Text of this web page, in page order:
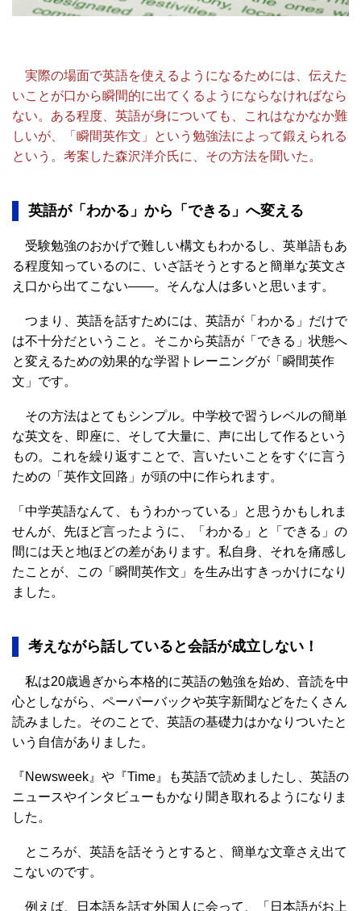
実際の場面で英語を使えるようになるためには、伝えた
いことが口から瞬間的に出てくるようにならなければなら
ない。ある程度、英語が身についても、これはなかなか難
しいが、「瞬間英作文」という勉強法によって鍛えられる
という。考案した森沢洋介氏に、その方法を聞いた。
英語が「わかる」から「できる」へ変える
受験勉強のおかげで難しい構文もわかるし、英単語もあ
る程度知っているのに、いざ話そうとすると簡単な英文さ
え口から出てこない――。そんな人は多いと思います。
つまり、英語を話すためには、英語が「わかる」だけで
は不十分だということ。そこから英語が「できる」状態へ
と変えるための効果的な学習トレーニングが「瞬間英作
文」です。
その方法はとてもシンプル。中学校で習うレベルの簡単
な英文を、即座に、そして大量に、声に出して作るという
もの。これを繰り返すことで、言いたいことをすぐに言う
ための「英作文回路」が頭の中に作られます。
「中学英語なんて、もうわかっている」と思うかもしれま
せんが、先ほど言ったように、「わかる」と「できる」の
間には天と地ほどの差があります。私自身、それを痛感し
たことが、この「瞬間英作文」を生み出すきっかけになり
ました。
考えながら話していると会話が成立しない！
私は20歳過ぎから本格的に英語の勉強を始め、音読を中
心としながら、ペーパーバックや英字新聞などをたくさん
読みました。そのことで、英語の基礎力はかなりついたと
いう自信がありました。
『Newsweek』や『Time』も英語で読めましたし、英語の
ニュースやインタビューもかなり聞き取れるようになりま
した。
ところが、英語を話そうとすると、簡単な文章さえ出て
こないのです。
例えば、日本語を話す外国人に会って、「日本語がお上